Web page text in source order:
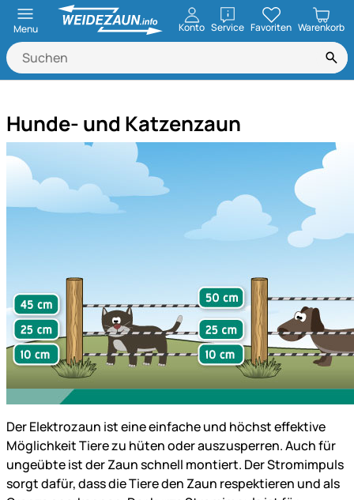
Menu Konto ServiceöffnenFavoriten Warenkorb
Hunde- und Katzenzaun
Der Elektrozaun ist eine einfache und höchst effektive
Möglichkeit Tiere zu hüten oder auszusperren. Auch für
ungeübte ist der Zaun schnell montiert. Der Stromimpuls
sorgt dafür, dass die Tiere den Zaun respektieren und als